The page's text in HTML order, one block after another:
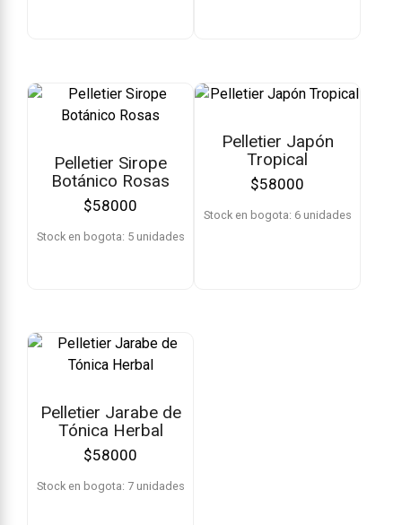
Pelletier Sirope
Botánico Rosas
$58000
Stock en bogota: 5 unidades
Pelletier Japón
Tropical
$58000
Stock en bogota: 6 unidades
Pelletier Jarabe de
Tónica Herbal
$58000
Stock en bogota: 7 unidades